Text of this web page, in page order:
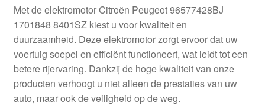
Levering
Mijn account
Over ons
Privacybeleid
Met de elektromotor Citroën Peugeot 96577428BJ
1701848 8401SZ kiest u voor kwaliteit en
duurzaamheid. Deze elektromotor zorgt ervoor dat uw
voertuig soepel en efficiënt functioneert, wat leidt tot een
betere rijervaring. Dankzij de hoge kwaliteit van onze
producten verhoogt u niet alleen de prestaties van uw
auto, maar ook de veiligheid op de weg.